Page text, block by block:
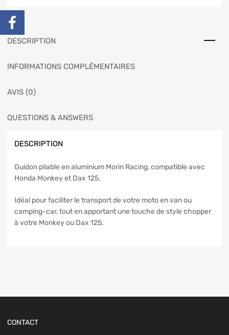
DESCRIPTION
INFORMATIONS COMPLÉMENTAIRES
AVIS (0)
QUESTIONS & ANSWERS
DESCRIPTION
Guidon pliable en aluminium Morin Racing, compatible avec
Honda Monkey et Dax 125.
Idéal pour faciliter le transport de votre moto en van ou
camping-car, tout en apportant une touche de style chopper
à votre Monkey ou Dax 125.
CONTACT